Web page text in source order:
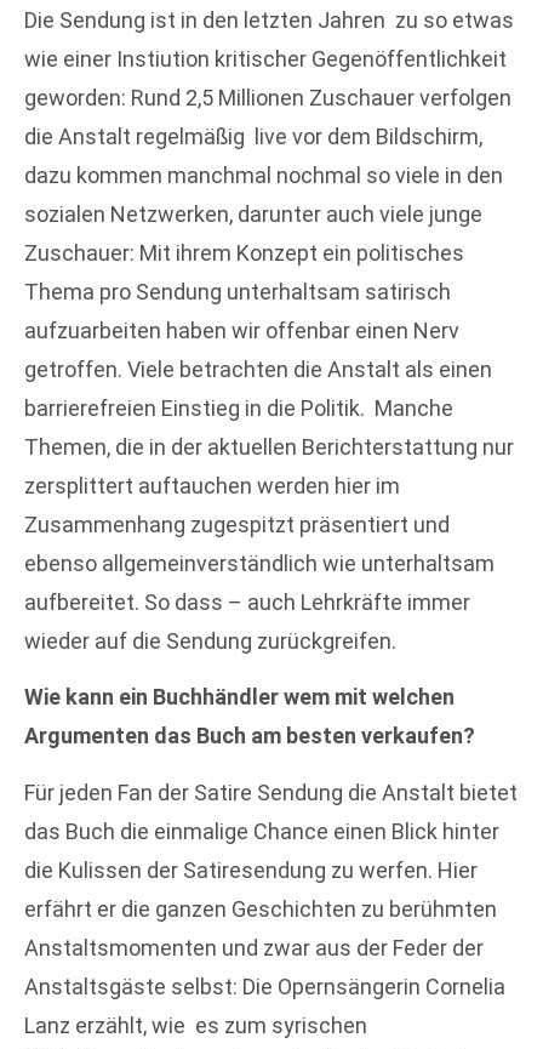
Die Sendung ist in den letzten Jahren zu so etwas
wie einer Instiution kritischer Gegenöffentlichkeit
geworden: Rund 2,5 Millionen Zuschauer verfolgen
die Anstalt regelmäßig live vor dem Bildschirm,
dazu kommen manchmal nochmal so viele in den
sozialen Netzwerken, darunter auch viele junge
Zuschauer: Mit ihrem Konzept ein politisches
Thema pro Sendung unterhaltsam satirisch
aufzuarbeiten haben wir offenbar einen Nerv
getroffen. Viele betrachten die Anstalt als einen
barrierefreien Einstieg in die Politik. Manche
Themen, die in der aktuellen Berichterstattung nur
zersplittert auftauchen werden hier im
Zusammenhang zugespitzt präsentiert und
ebenso allgemeinverständlich wie unterhaltsam
aufbereitet. So dass – auch Lehrkräfte immer
wieder auf die Sendung zurückgreifen.
Wie kann ein Buchhändler wem mit welchen
Argumenten das Buch am besten verkaufen?
Für jeden Fan der Satire Sendung die Anstalt bietet
das Buch die einmalige Chance einen Blick hinter
die Kulissen der Satiresendung zu werfen. Hier
erfährt er die ganzen Geschichten zu berühmten
Anstaltsmomenten und zwar aus der Feder der
Anstaltsgäste selbst: Die Opernsängerin Cornelia
Lanz erzählt, wie es zum syrischen